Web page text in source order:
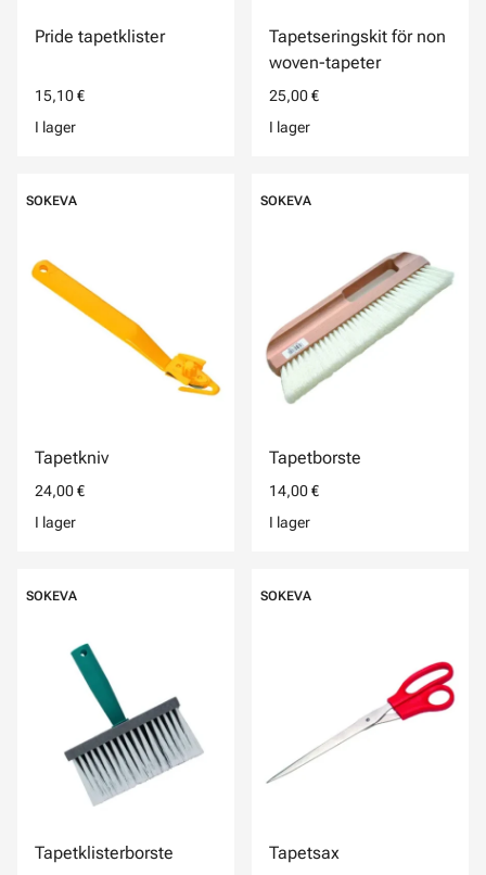
Pride tapetklister
15,10 €
I lager
Tapetseringskit för non
woven-tapeter
25,00 €
I lager
SOKEVA
Tapetkniv
24,00 €
I lager
SOKEVA
Tapetborste
14,00 €
I lager
SOKEVA
Tapetklisterborste
SOKEVA
Tapetsax